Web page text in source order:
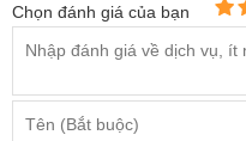
Chọn đánh giá của bạn